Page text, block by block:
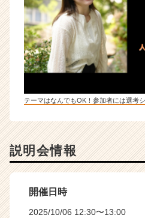
テーマはなんでもOK！参加者には選考
説明会情報
開催日時
2025/10/06 12:30〜13:00